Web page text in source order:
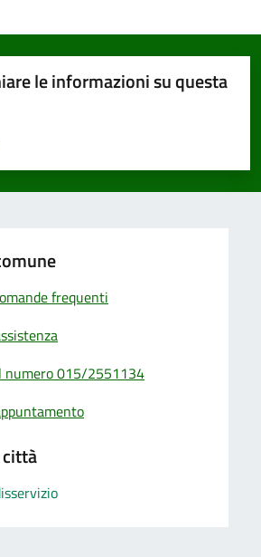
le informazioni su questa
5 stelle su 5
stelle su 5
su 5
5
frequenti
numero 015/2551134